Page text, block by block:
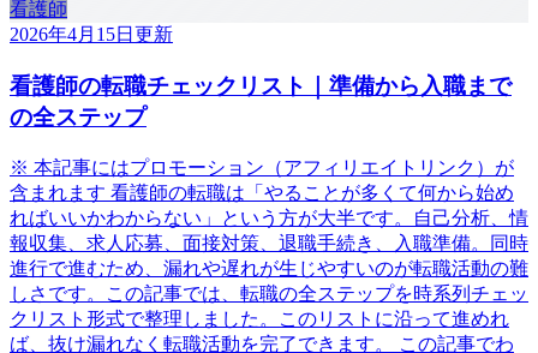
看護師
2026年4月15日 更新
看護師の転職チェックリスト｜準備から入職まで
の全ステップ
※ 本記事にはプロモーション（アフィリエイトリンク）が
含まれます 看護師の転職は「やることが多くて何から始め
ればいいかわからない」という方が大半です。自己分析、情
報収集、求人応募、面接対策、退職手続き、入職準備。同時
進行で進むため、漏れや遅れが生じやすいのが転職活動の難
しさです。この記事では、転職の全ステップを時系列チェッ
クリスト形式で整理しました。このリストに沿って進めれ
ば、抜け漏れなく転職活動を完了できます。 この記事でわ